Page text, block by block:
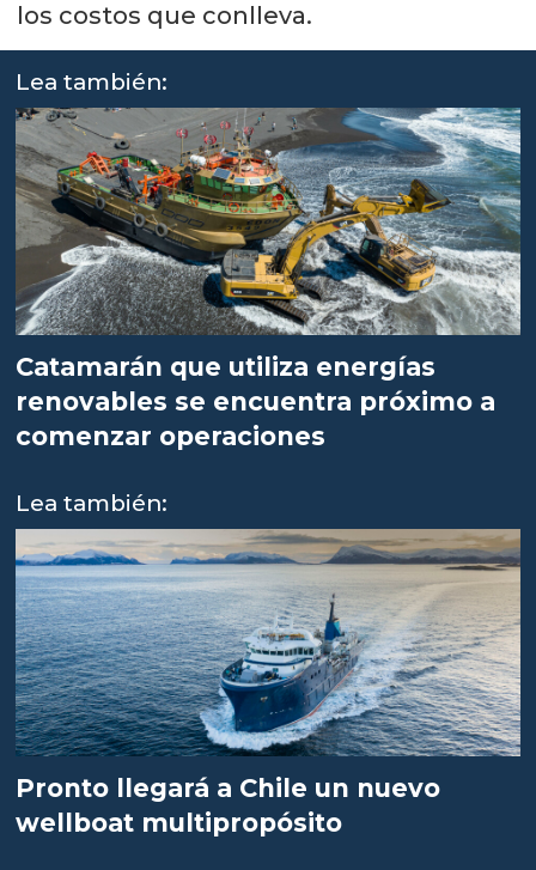
los costos que conlleva.
Lea también:
Catamarán que utiliza energías
renovables se encuentra próximo a
comenzar operaciones
Lea también:
Pronto llegará a Chile un nuevo
wellboat multipropósito